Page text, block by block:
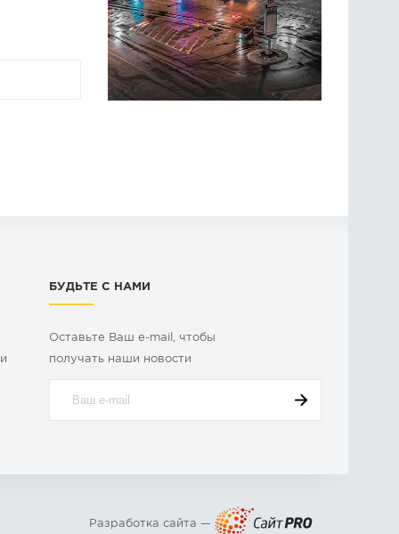
БУДЬТЕ С НАМИ
Оставьте Ваш e-mail, чтобы
получать наши новости
Разработка сайта —